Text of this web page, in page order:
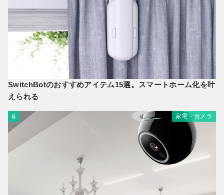
SwitchBotのおすすめアイテム15選。スマートホーム化を叶
えられる
6 家電・カメラ